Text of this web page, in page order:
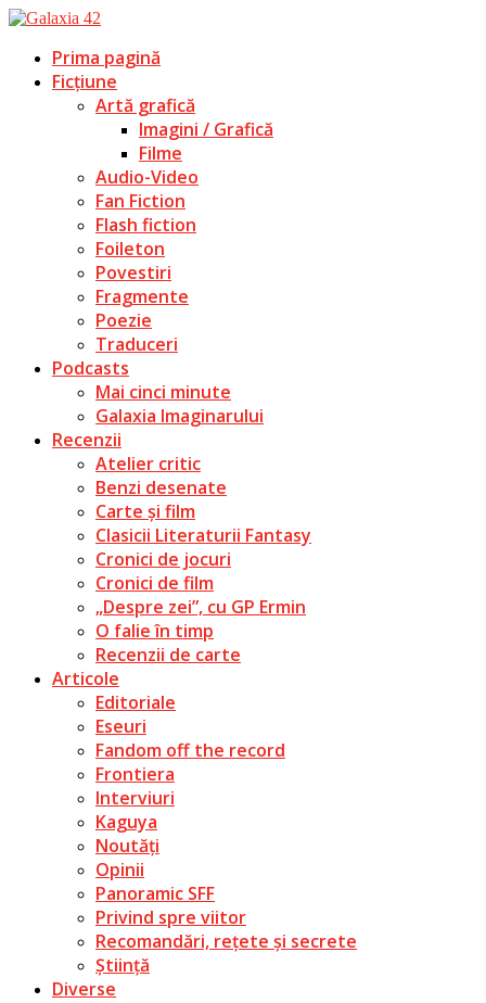
Prima pagină
Ficțiune
Artă grafică
Imagini / Grafică
Filme
Audio-Video
Fan Fiction
Flash fiction
Foileton
Povestiri
Fragmente
Poezie
Traduceri
Podcasts
Mai cinci minute
Galaxia Imaginarului
Recenzii
Atelier critic
Benzi desenate
Carte și film
Clasicii Literaturii Fantasy
Cronici de jocuri
Cronici de film
„Despre zei”, cu GP Ermin
O falie în timp
Recenzii de carte
Articole
Editoriale
Eseuri
Fandom off the record
Frontiera
Interviuri
Kaguya
Noutăți
Opinii
Panoramic SFF
Privind spre viitor
Recomandări, rețete și secrete
Știință
Diverse